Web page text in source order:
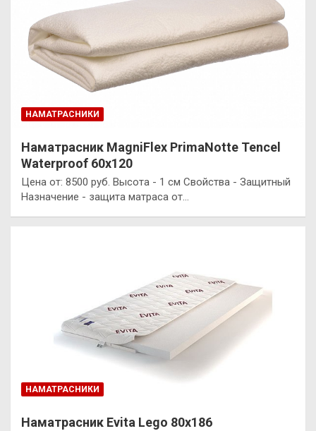
НАМАТРАСНИКИ
Наматрасник MagniFlex PrimaNotte Tencel
Waterproof 60х120
Цена от: 8500 руб. Высота - 1 см Свойства - Защитный
Назначение - защита матраса от…
НАМАТРАСНИКИ
Наматрасник Evita Lego 80х186